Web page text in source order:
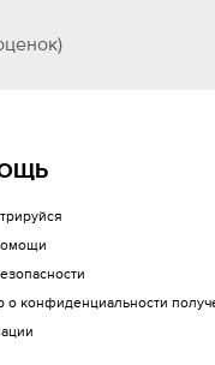
о конфиденциальности